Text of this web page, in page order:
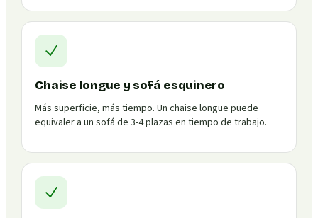
Chaise longue y sofá esquinero
Más superficie, más tiempo. Un chaise longue puede
equivaler a un sofá de 3-4 plazas en tiempo de trabajo.